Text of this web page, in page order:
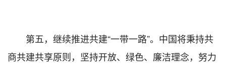
第五，继续推进共建“一带一路”。中国将秉持共
商共建共享原则，坚持开放、绿色、廉洁理念，努力